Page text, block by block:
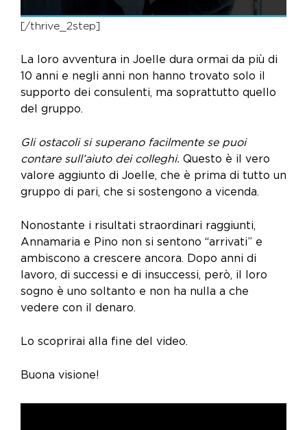
[/thrive_2step]
La loro avventura in Joelle dura ormai da più di
10 anni e negli anni non hanno trovato solo il
supporto dei consulenti, ma soprattutto quello
del gruppo.
Gli ostacoli si superano facilmente se puoi
contare sull’aiuto dei colleghi. Questo è il vero
valore aggiunto di Joelle, che è prima di tutto un
gruppo di pari, che si sostengono a vicenda.
Nonostante i risultati straordinari raggiunti,
Annamaria e Pino non si sentono “arrivati” e
ambiscono a crescere ancora. Dopo anni di
lavoro, di successi e di insuccessi, però, il loro
sogno è uno soltanto e non ha nulla a che
vedere con il denaro.
Lo scoprirai alla fine del video.
Buona visione!